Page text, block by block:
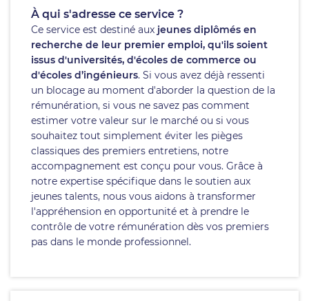
À qui s'adresse ce service ?
Ce service est destiné aux jeunes diplômés en
recherche de leur premier emploi, qu'ils soient
issus d'universités, d'écoles de commerce ou
d'écoles d’ingénieurs. Si vous avez déjà ressenti
un blocage au moment d'aborder la question de la
rémunération, si vous ne savez pas comment
estimer votre valeur sur le marché ou si vous
souhaitez tout simplement éviter les pièges
classiques des premiers entretiens, notre
accompagnement est conçu pour vous. Grâce à
notre expertise spécifique dans le soutien aux
jeunes talents, nous vous aidons à transformer
l'appréhension en opportunité et à prendre le
contrôle de votre rémunération dès vos premiers
pas dans le monde professionnel.